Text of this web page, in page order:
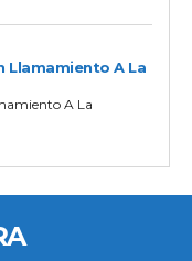
Llamamiento A La
A La